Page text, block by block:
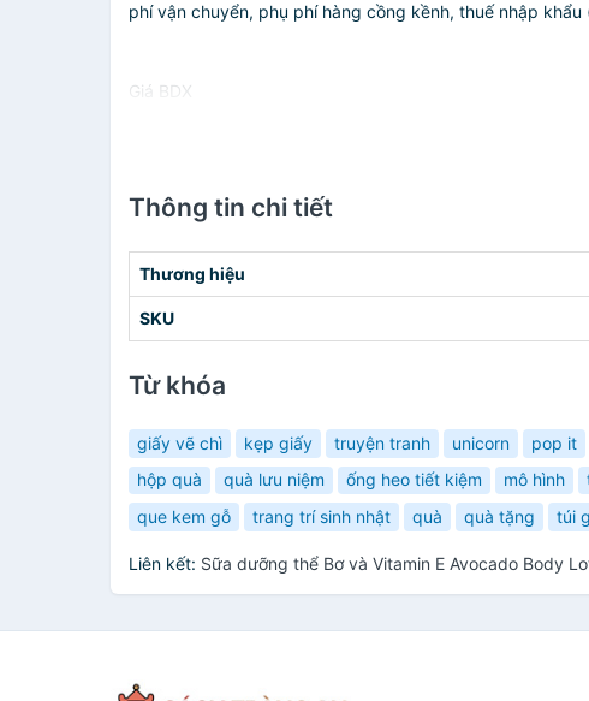
phí vận chuyển, phụ phí hàng cồng kềnh, thuế nhập
Giá BDX
Thông tin chi tiết
Thương hiệu
SKU
Từ khóa
giấy vẽ chì kẹp giấy truyện tranh unicorn pop it
hộp quà
quà lưu niệm ống heo tiết kiệm mô hình
que kem gỗ
trang trí sinh nhật quà quà tặng túi
Liên kết: Sữa dưỡng thể Bơ và Vitamin E Avocado Body